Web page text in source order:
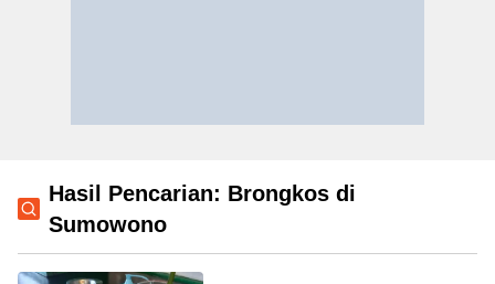
Hasil Pencarian: Brongkos di
Sumowono